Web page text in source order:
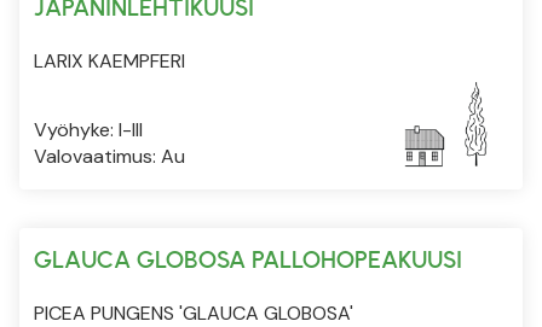
JAPANINLEHTIKUUSI
LARIX KAEMPFERI
Vyöhyke: I-III
Valovaatimus: Au
GLAUCA GLOBOSA PALLOHOPEAKUUSI
PICEA PUNGENS 'GLAUCA GLOBOSA'